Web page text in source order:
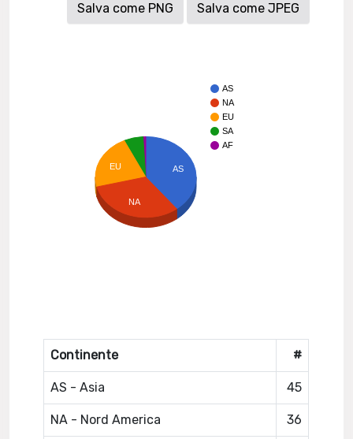
Salva come PNG Salva come JPEG
AS
NA
EU
SA
AF
AS
EU
NA
Continente #
AS - Asia 45
NA - Nord America 36